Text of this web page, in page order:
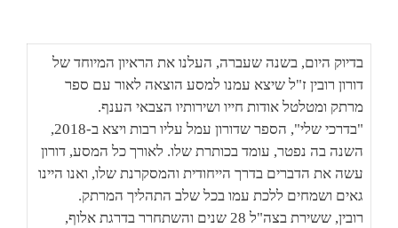
בדיוק היום, בשנה שעברה, העלנו את הראיון המיוחד של
דורון רובין ז"ל שיצא עמנו למסע הוצאה לאור עם ספר
מרתק ומטלטל אודות חייו ושירותיו הצבאי הענף.
"בדרכי שלי", הספר שדורון עמל עליו רבות ויצא ב-2018,
השנה בה נפטר, עומד בכותרת שלו. לאורך כל המסע, דורון
עשה את הדברים בדרך הייחודית והמסקרנת שלו, ואנו היינו
גאים ושמחים ללכת עמו בכל שלב התהליך המרתק.
רובין, ששירת בצה"ל 28 שנים והשתחרר בדרגת אלוף,